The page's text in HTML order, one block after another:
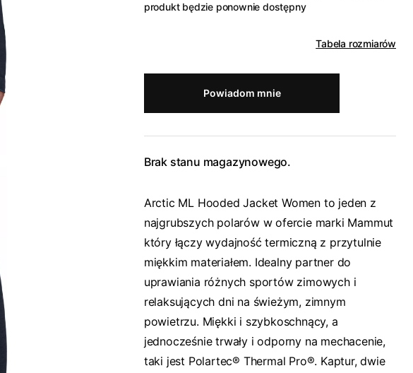
produkt będzie ponownie dostępny
Tabela rozmiarów
Powiadom mnie
Brak stanu magazynowego.
Arctic ML Hooded Jacket Women to jeden z
najgrubszych polarów w ofercie marki Mammut
który łączy wydajność termiczną z przytulnie
miękkim materiałem. Idealny partner do
uprawiania różnych sportów zimowych i
relaksujących dni na świeżym, zimnym
powietrzu. Miękki i szybkoschnący, a
jednocześnie trwały i odporny na mechacenie,
taki jest Polartec® Thermal Pro®. Kaptur, dwie